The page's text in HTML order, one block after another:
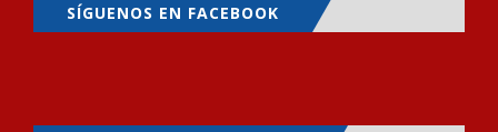
SÍGUENOS EN FACEBOOK